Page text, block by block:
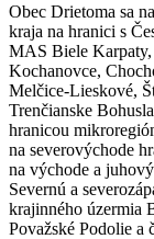
Obec Drietoma sa
kraja na hranici s
MAS Biele
Kochanovce,
Melčice-Lieskové,
Trenčianske
hranicou
na severovýchode
na východe a
Severnú a
krajinného úzermia
Považské Podolie a